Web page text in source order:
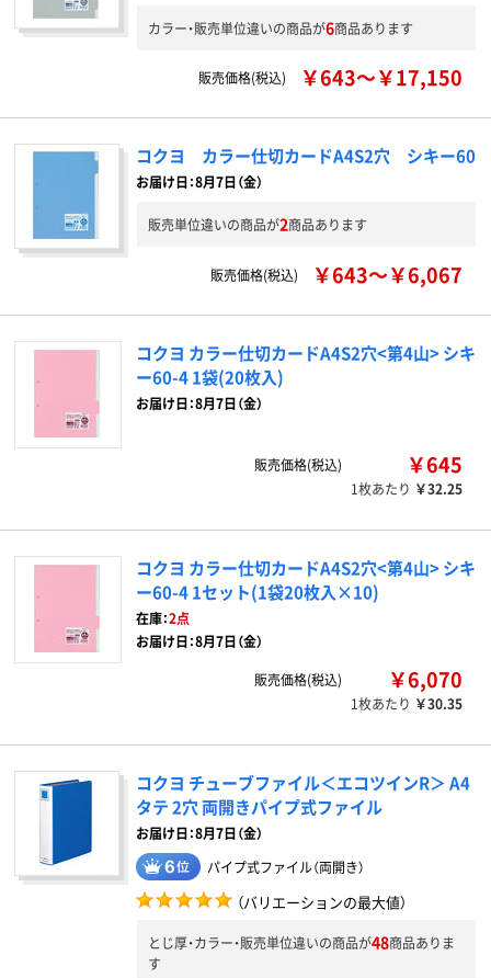
カラー・販売単位違いの商品が6商品あります
販売価格(税込) ￥643～￥17,150
コクヨ カラー仕切カードA4S2穴 シキー60
お届け日：8月7日（金）
販売単位違いの商品が2商品あります
販売価格(税込) ￥643～￥6,067
コクヨ カラー仕切カードA4S2穴<第4山> シキ
ー60-4 1袋(20枚入)
お届け日：8月7日（金）
販売価格(税込) ￥645
1枚あたり ￥32.25
コクヨ カラー仕切カードA4S2穴<第4山> シキ
ー60-4 1セット(1袋20枚入×10)
在庫：2点
お届け日：8月7日（金）
販売価格(税込) ￥6,070
1枚あたり ￥30.35
コクヨ チューブファイル＜エコツインR＞ A4
タテ 2穴 両開きパイプ式ファイル
お届け日：8月7日（金）
パイプ式ファイル（両開き）
（バリエーションの最大値）
とじ厚・カラー・販売単位違いの商品が48商品ありま
す